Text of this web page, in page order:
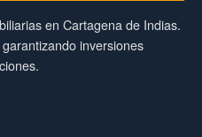
en Cartagena de Indias.
inversiones